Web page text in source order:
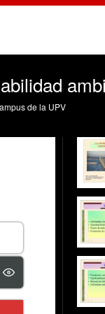
de la UPV